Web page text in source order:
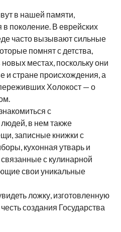
в нашей памяти,
поколение. В еврейских
часто вызывают сильные
помнят с детства,
местах, поскольку они
и стране происхождения, а
переживших Холокост — о
с
в нем также
записные книжки с
кухонная утварь и
с кулинарной
свои уникальные
ложку, изготовленную
создания Государства